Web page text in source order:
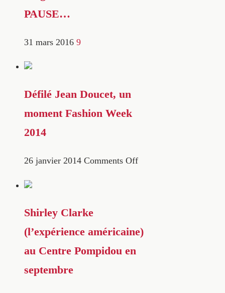
PAUSE…
31 mars 2016 9
Défilé Jean Doucet, un
moment Fashion Week
2014
26 janvier 2014 Comments Off
Shirley Clarke
(l’expérience américaine)
au Centre Pompidou en
septembre